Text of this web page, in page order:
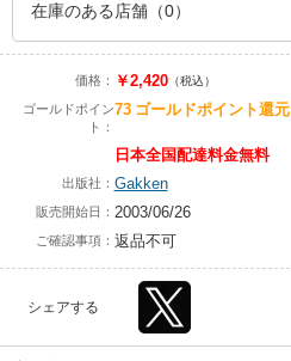
在庫のある店舗（0）
価格： ￥2,420（税込）
ゴールドポイン
ト：
73 ゴールドポイント還元
日本全国配達料金無料
出版社： Gakken
販売開始日： 2003/06/26
ご確認事項： 返品不可
シェアする